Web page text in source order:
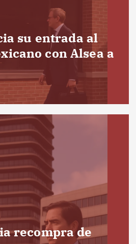
su entrada al
con Alsea a
recompra de